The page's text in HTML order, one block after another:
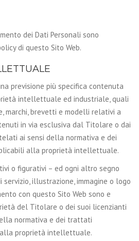
dei Dati Personali sono
di questo Sito Web.
previsione più specifica contenuta
intellettuale ed industriale, quali
marchi, brevetti e modelli relativi a
in via esclusiva dal Titolare o dai
ai sensi della normativa e dei
alla proprietà intellettuale.
o figurativi – ed ogni altro segno
illustrazione, immagine o logo
con questo Sito Web sono e
del Titolare o dei suoi licenzianti
normativa e dei trattati
proprietà intellettuale.